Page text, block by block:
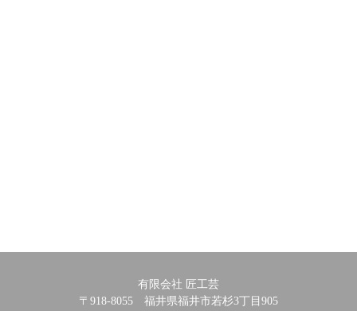
有限会社 匠工芸
〒918-8055 福井県福井市若杉3丁目905